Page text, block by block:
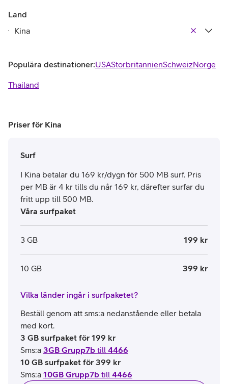
Land
Populära destinationer:USAStorbritannienSchweizNorge
Thailand
Priser för Kina
Surf
I Kina betalar du 169 kr/dygn för 500 MB surf. Pris
per MB är 4 kr tills du når 169 kr, därefter surfar du
fritt upp till 500 MB.
Våra surfpaket
3 GB 199 kr
10 GB 399 kr
Vilka länder ingår i surfpaketet?
Beställ genom att sms:a nedanstående eller betala
med kort.
3 GB surfpaket för 199 kr
Sms:a 3GB Grupp7b till 4466
10 GB surfpaket för 399 kr
Sms:a 10GB Grupp7b till 4466